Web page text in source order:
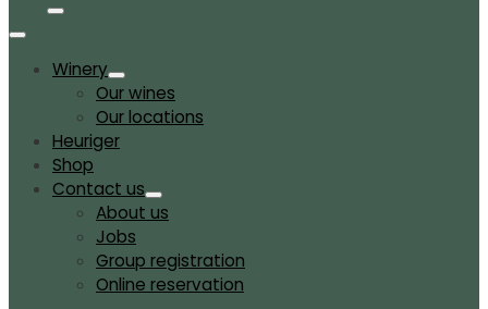
Winery
Our wines
Our locations
Heuriger
Shop
Contact us
About us
Jobs
Group registration
Online reservation